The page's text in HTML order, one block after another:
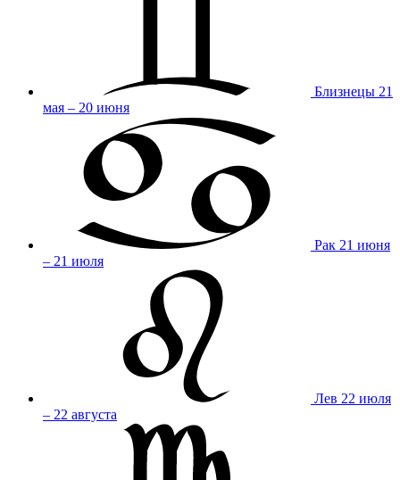
Близнецы 21
мая – 20 июня
Рак 21 июня
– 21 июля
Лев 22 июля
– 22 августа